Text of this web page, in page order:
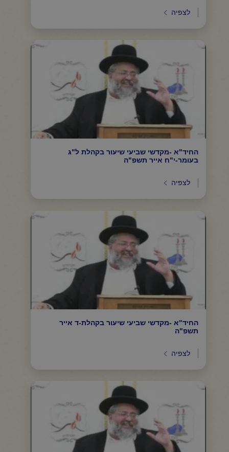
לצפיה
החיד"א -מקדשי שביעי שיעור בקהלת ל"ג
בעומר-י"ח אייר תשפ"ה
לצפיה
החיד"א -מקדשי שביעי שיעור בקהלת-ד אייר
תשפ"ה
לצפיה